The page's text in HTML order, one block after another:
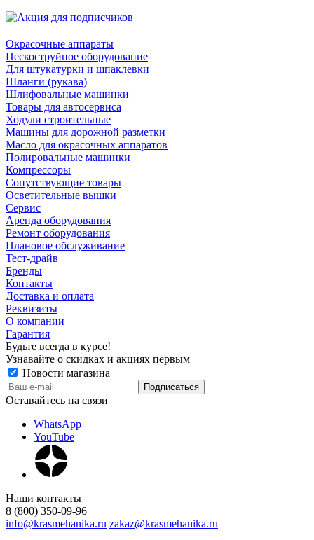
Окрасочные аппараты
Пескоструйное оборудование
Для штукатурки и шпаклевки
Шланги (рукава)
Шлифовальные машинки
Товары для автосервиса
Ходули строительные
Машины для дорожной разметки
Масло для окрасочных аппаратов
Полировальные машинки
Компрессоры
Сопутствующие товары
Осветительные вышки
Сервис
Аренда оборудования
Ремонт оборудования
Плановое обслуживание
Тест-драйв
Бренды
Контакты
Доставка и оплата
Реквизиты
О компании
Гарантия
Будьте всегда в курсе!
Узнавайте о скидках и акциях первым
Новости магазина
Оставайтесь на связи
WhatsApp
YouTube
Наши контакты
8 (800) 350-09-96
info@krasmehanika.ru zakaz@krasmehanika.ru